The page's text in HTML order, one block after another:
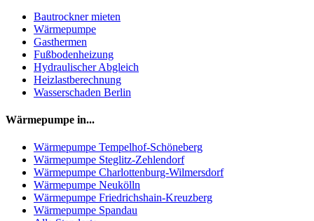
Bautrockner mieten
Wärmepumpe
Gasthermen
Fußbodenheizung
Hydraulischer Abgleich
Heizlastberechnung
Wasserschaden Berlin
Wärmepumpe in...
Wärmepumpe Tempelhof-Schöneberg
Wärmepumpe Steglitz-Zehlendorf
Wärmepumpe Charlottenburg-Wilmersdorf
Wärmepumpe Neukölln
Wärmepumpe Friedrichshain-Kreuzberg
Wärmepumpe Spandau